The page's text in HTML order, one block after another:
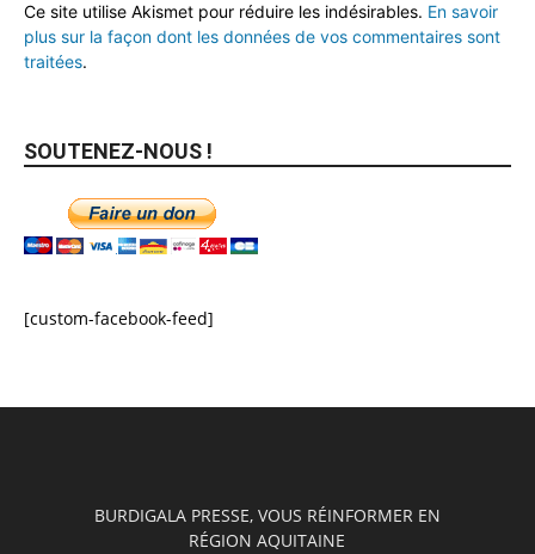
Ce site utilise Akismet pour réduire les indésirables. En savoir
plus sur la façon dont les données de vos commentaires sont
traitées.
SOUTENEZ-NOUS !
[custom-facebook-feed]
BURDIGALA PRESSE, VOUS RÉINFORMER EN
RÉGION AQUITAINE